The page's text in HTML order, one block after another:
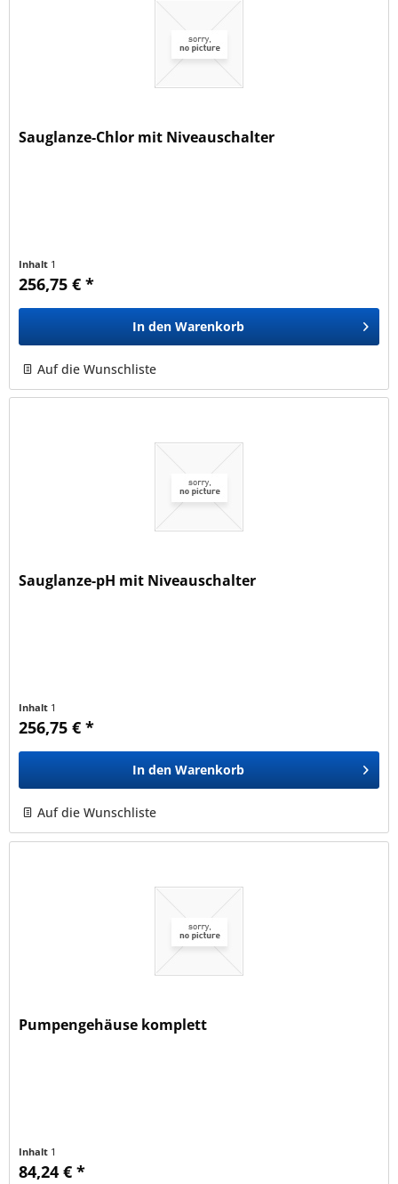
Sauglanze-Chlor mit Niveauschalter
Inhalt 1
256,75 € *
In den Warenkorb
Auf die Wunschliste
Sauglanze-pH mit Niveauschalter
Inhalt 1
256,75 € *
In den Warenkorb
Auf die Wunschliste
Pumpengehäuse komplett
Inhalt 1
84,24 € *